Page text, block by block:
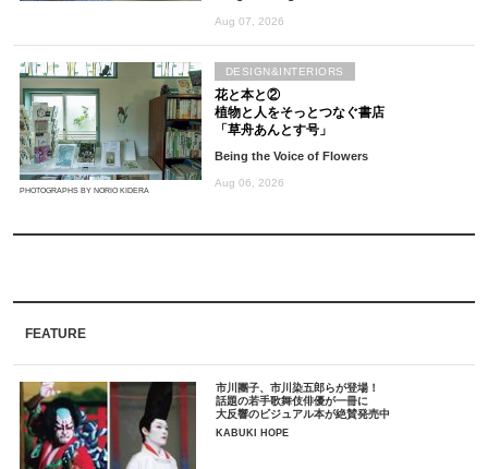
Aug 07, 2026
PHOTOGRAPHS BY NORIO KIDERA
花と本と②
植物と人をそっとつなぐ書店
「草舟あんとす号」
Being the Voice of Flowers
Aug 06, 2026
DESIGN&INTERIORS
FEATURE
市川團子、市川染五郎らが登場！
話題の若手歌舞伎俳優が一冊に
大反響のビジュアル本が絶賛発売中
KABUKI HOPE